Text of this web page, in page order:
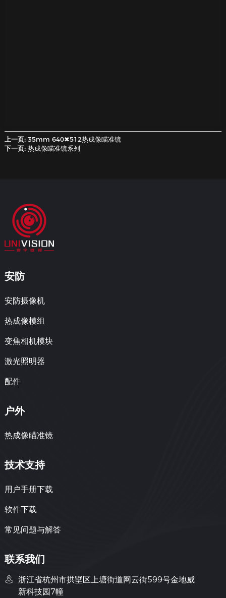
上一页: 35mm 640✖512热成像瞄准镜
下一页: 热成像瞄准镜系列
安防
安防摄像机
热成像模组
变焦相机模块
激光照明器
配件
户外
热成像瞄准镜
技术支持
用户手册下载
软件下载
常见问题与解答
联系我们
浙江省杭州市拱墅区上塘街道网云街599号金地威
新科技园7幢